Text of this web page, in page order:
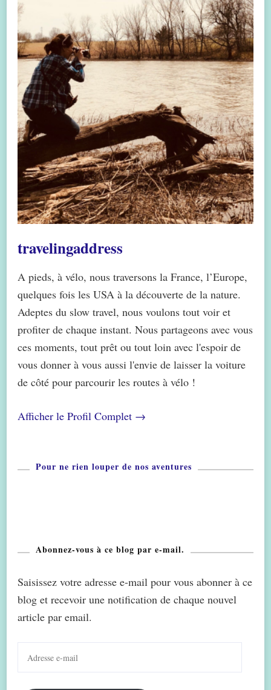
travelingaddress
A pieds, à vélo, nous traversons la France, l’Europe,
quelques fois les USA à la découverte de la nature.
Adeptes du slow travel, nous voulons tout voir et
profiter de chaque instant. Nous partageons avec vous
ces moments, tout prêt ou tout loin avec l'espoir de
vous donner à vous aussi l'envie de laisser la voiture
de côté pour parcourir les routes à vélo !
Afficher le Profil Complet →
Pour ne rien louper de nos aventures
Abonnez-vous à ce blog par e-mail.
Saisissez votre adresse e-mail pour vous abonner à ce
blog et recevoir une notification de chaque nouvel
article par email.
mail